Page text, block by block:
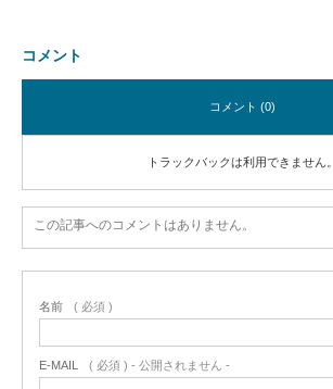
コメント
コメント (0)
トラックバックは利用できません。
この記事へのコメントはありません。
名前 ( 必須 )
E-MAIL ( 必須 ) - 公開されません -